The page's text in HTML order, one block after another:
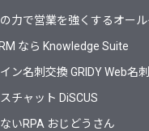
の力で営業を強くするオー
なら Knowledge Suite
ン名刺交換 GRIDY Web名
チャット DiSCUS
いRPA おじどうさん